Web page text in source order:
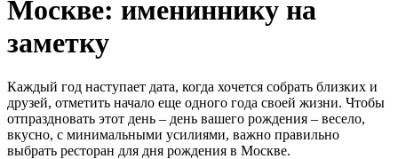
Москве: имениннику на
заметку
Каждый год наступает дата, когда хочется собрать близких и
друзей, отметить начало еще одного года своей жизни. Чтобы
отпраздновать этот день – день вашего рождения – весело,
вкусно, с минимальными усилиями, важно правильно
выбрать ресторан для дня рождения в Москве.